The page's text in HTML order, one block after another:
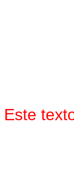
Este